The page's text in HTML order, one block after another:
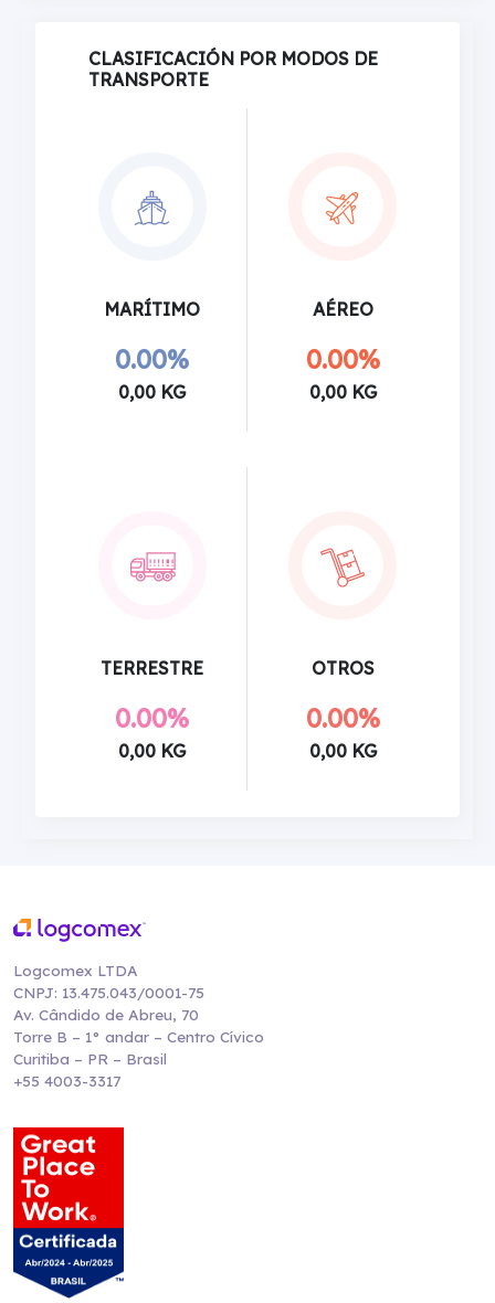
CLASIFICACIÓN POR MODOS DE
TRANSPORTE
MARÍTIMO
0.00%
0,00 KG
AÉREO
0.00%
0,00 KG
TERRESTRE
0.00%
0,00 KG
OTROS
0.00%
0,00 KG
Logcomex LTDA
CNPJ: 13.475.043/0001-75
Av. Cândido de Abreu, 70
Torre B – 1° andar – Centro Cívico
Curitiba – PR – Brasil
+55 4003-3317